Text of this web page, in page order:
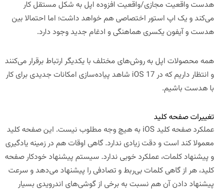
هدست واقعیت مجازی/واقعیت افزوده اپل به شکل مستقل کار
می‌کند و یک اپ استور اختصاصی هم خواهد داشت؛ اما احتمالا بین
هدست و آیفون یکسری هماهنگی و ادغام جدید وجود دارد.
همه محصولات اپل به روش‌های مختلف با یکدیگر ارتباط برقرار می‌کنند
و انتظار داریم که در iOS 17 شاهد پیاده‌سازی امکانات جدیدی برای کار
با هدست باشیم.
تغییرات صفحه کلید
عملکرد صفحه کلید iOS به هیچ وجه مطلوب نیست. این صفحه کلید
معمولا کند است و دقت زیادی ندارد. گاهی اوقات هم در زمینه یادگیری
و پیشنهاد کلمات، عملکرد خوبی ندارد. سیستم پیشنهاد خودکار صفحه
کلید، هر از گاهی کلمات بی‌ربط و تصادفی را پیشنهاد می‌دهد و سرعت
پیشنهاد دادن آن هم نسبت به برخی از گوشی‌های اندرویدی بسیار